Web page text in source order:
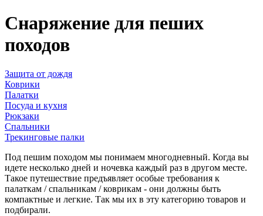
Снаряжение для пеших
походов
Защита от дождя
Коврики
Палатки
Посуда и кухня
Рюкзаки
Спальники
Трекинговые палки
Под пешим походом мы понимаем многодневный. Когда вы
идете несколько дней и ночевка каждый раз в другом месте.
Такое путешествие предъявляет особые требования к
палаткам / спальникам / коврикам - они должны быть
компактные и легкие. Так мы их в эту категорию товаров и
подбирали.